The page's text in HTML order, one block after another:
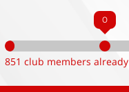
0
851 club members